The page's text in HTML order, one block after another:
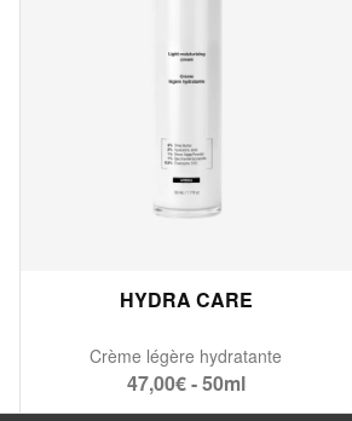
HYDRA CARE
Crème légère hydratante
47,00€ - 50ml